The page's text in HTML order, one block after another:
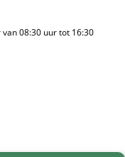
08:30 uur tot 16:30